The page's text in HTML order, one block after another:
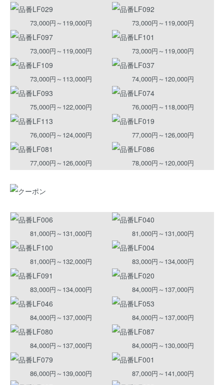
73,000円～119,000円 73,000円～119,000円
73,000円～119,000円 73,000円～119,000円
73,000円～113,000円 74,000円～120,000円
75,000円～122,000円 76,000円～118,000円
76,000円～124,000円 77,000円～126,000円
77,000円～126,000円 78,000円～120,000円
81,000円～131,000円 81,000円～131,000円
81,000円～132,000円 83,000円～134,000円
83,000円～134,000円 84,000円～137,000円
84,000円～137,000円 84,000円～137,000円
84,000円～137,000円 84,000円～130,000円
86,000円～139,000円 87,000円～141,000円